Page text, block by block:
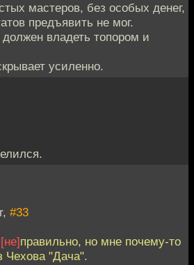
мастеров, без особых денег,
предъявить не мог.
владеть топором и
усиленно.
#33
[не]правильно, но мне почему-то
Чехова "Дача".